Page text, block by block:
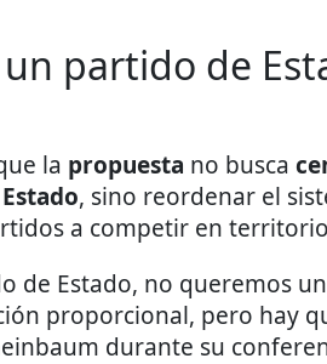
partido de
la propuesta no busca
, sino reordenar el
a competir en
de Estado, no queremos
proporcional, pero hay
durante su